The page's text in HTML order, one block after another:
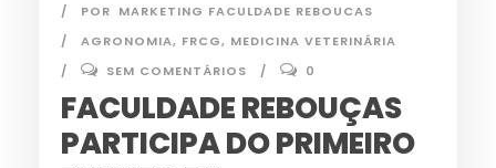
POR MARKETING FACULDADE REBOUCAS
AGRONOMIA, FRCG, MEDICINA VETERINÁRIA
SEM COMENTÁRIOS
0
FACULDADE REBOUÇAS
PARTICIPA DO PRIMEIRO